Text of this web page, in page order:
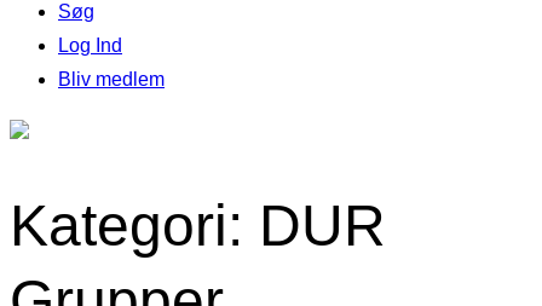
Søg
Log Ind
Bliv medlem
Kategori: DUR